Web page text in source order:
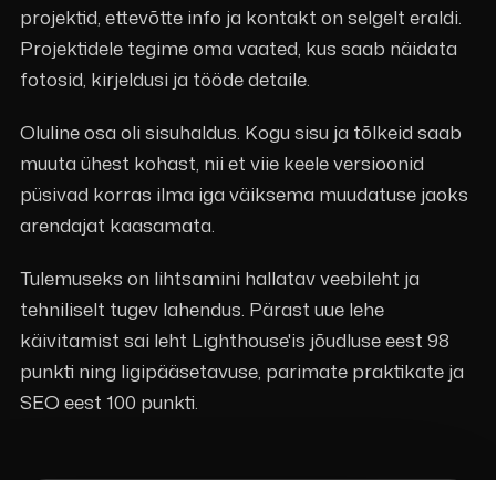
projektid, ettevõtte info ja kontakt on selgelt eraldi.
Projektidele tegime oma vaated, kus saab näidata
fotosid, kirjeldusi ja tööde detaile.
Oluline osa oli sisuhaldus. Kogu sisu ja tõlkeid saab
muuta ühest kohast, nii et viie keele versioonid
püsivad korras ilma iga väiksema muudatuse jaoks
arendajat kaasamata.
Tulemuseks on lihtsamini hallatav veebileht ja
tehniliselt tugev lahendus. Pärast uue lehe
käivitamist sai leht Lighthouse'is jõudluse eest 98
punkti ning ligipääsetavuse, parimate praktikate ja
SEO eest 100 punkti.